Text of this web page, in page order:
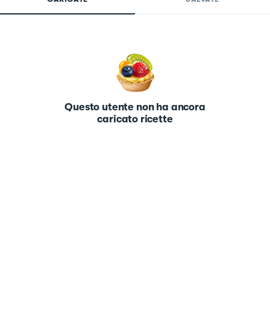
Questo utente non ha ancora
caricato ricette